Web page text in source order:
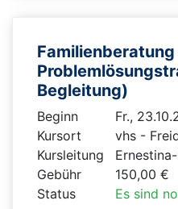
Familienberatung
Begleitung)
Beginn
Fr.,
Kursort
vhs -
Kursleitung
Gebühr
150,00 €
Status
Es sind